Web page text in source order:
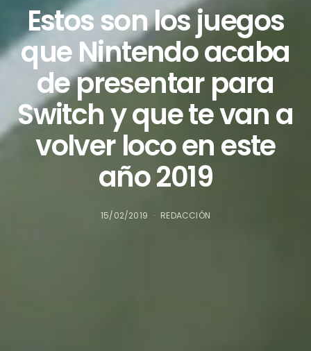
Estos son los juegos
que Nintendo acaba
de presentar para
Switch y que te van a
volver loco en este
año 2019
15/02/2019 REDACCIÓN